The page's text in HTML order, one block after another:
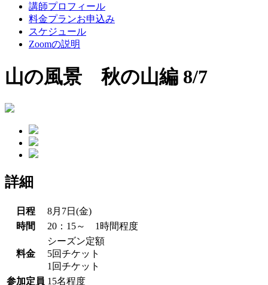
講師プロフィール
料金プランお申込み
スケジュール
Zoomの説明
山の風景 秋の山編 8/7
詳細
日程
8月7日(金)
時間
20：15～ 1時間程度
料金
シーズン定額
5回チケット
1回チケット
参加定員 15名程度